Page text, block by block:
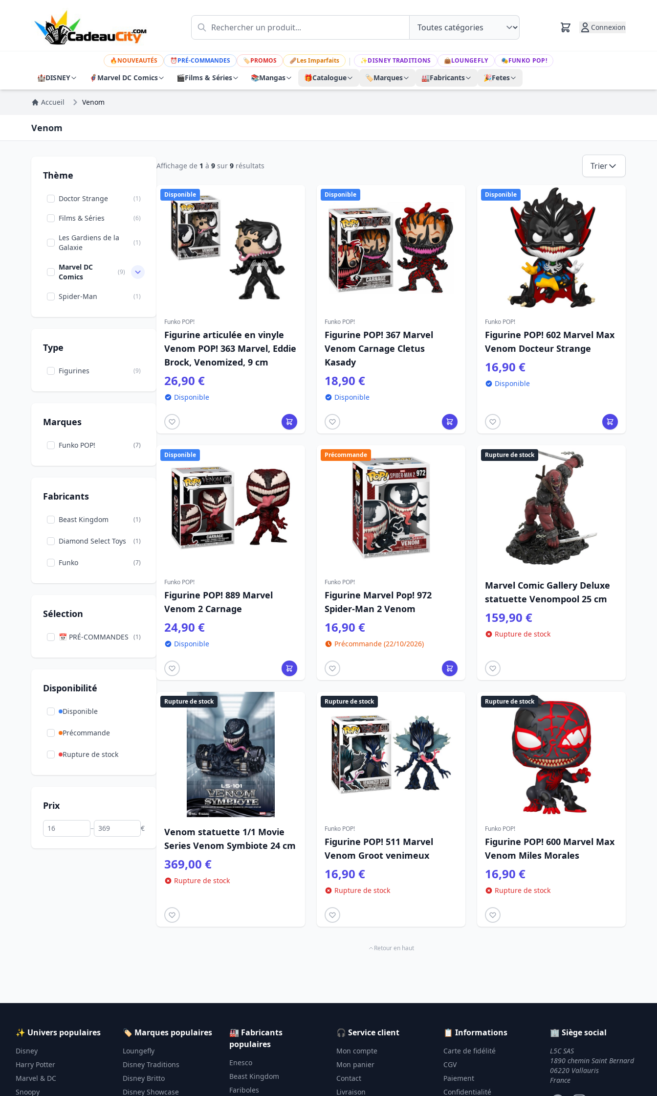
Connexion
🔥NOUVEAUTÉS ⏰PRÉ-COMMANDES 🏷PROMOS 🩹Les Imparfaits | ✨DISNEY TRADITIONS 👜LOUNGEFLY 🎭FUNKO POP!
🏰DISNEY 🦸 Marvel DC Comics 🎬Films & Séries 📚Mangas 🎁Catalogue 🏷️Marques 🏭Fabricants 🎉Fetes
Accueil Venom
Venom
Thème
Doctor Strange (1)
Films & Séries (6)
Les Gardiens de la
Galaxie
(1)
Marvel DC
Comics
(9)
Spider-Man (1)
Type
Figurines (9)
Marques
Funko POP! (7)
Fabricants
Beast Kingdom (1)
Diamond Select Toys (1)
Funko (7)
Sélection
📅 PRÉ-COMMANDES (1)
Disponibilité
Disponible
Précommande
Rupture de stock
Prix
– €
Affichage de 1 à 9 sur 9 résultats Trier
Disponible
Funko POP!
Figurine articulée en vinyle
Venom POP! 363 Marvel, Eddie
Brock, Venomized, 9 cm
26,90 €
Disponible
Disponible
Funko POP!
Figurine POP! 367 Marvel
Venom Carnage Cletus
Kasady
18,90 €
Disponible
Disponible
Funko POP!
Figurine POP! 602 Marvel Max
Venom Docteur Strange
16,90 €
Disponible
Disponible
Funko POP!
Figurine POP! 889 Marvel
Venom 2 Carnage
24,90 €
Disponible
Précommande
Funko POP!
Figurine Marvel Pop! 972
Spider-Man 2 Venom
16,90 €
Précommande (22/10/2026)
Rupture de stock
Marvel Comic Gallery Deluxe
statuette Venompool 25 cm
159,90 €
Rupture de stock
Rupture de stock
Venom statuette 1/1 Movie
Series Venom Symbiote 24 cm
369,00 €
Rupture de stock
Rupture de stock
Funko POP!
Figurine POP! 511 Marvel
Venom Groot venimeux
16,90 €
Rupture de stock
Rupture de stock
Funko POP!
Figurine POP! 600 Marvel Max
Venom Miles Morales
16,90 €
Rupture de stock
Retour en haut
✨ Univers populaires
Disney
Harry Potter
Marvel & DC
Snoopy
🏷️ Marques populaires
Loungefly
Disney Traditions
Disney Britto
Disney Showcase
🏭 Fabricants
populaires
Enesco
Beast Kingdom
Fariboles
🎧 Service client
Mon compte
Mon panier
Contact
Livraison
📋 Informations
Carte de fidélité
CGV
Paiement
Confidentialité
🏢 Siège social
L5C SAS
1890 chemin Saint Bernard
06220 Vallauris
France